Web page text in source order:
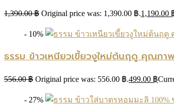
1,390.00฿ Original price was: 1,390.00 ฿.1,190.00
- 10%
ธรรม ข้าวเหนียวเขี้ยวงูใหม่ต้นฤดู คุณภ
556.00฿ Original price was: 556.00 ฿.499.00 ฿
- 27%